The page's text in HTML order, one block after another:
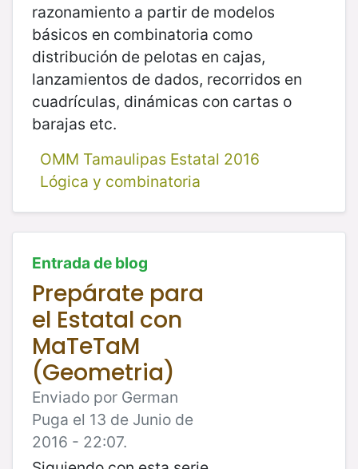
razonamiento a partir de modelos
básicos en combinatoria como
distribución de pelotas en cajas,
lanzamientos de dados, recorridos en
cuadrículas, dinámicas con cartas o
barajas etc.
OMM Tamaulipas Estatal 2016
Lógica y combinatoria
Entrada de blog
Prepárate para
el Estatal con
MaTeTaM
(Geometria)
Enviado por German
Puga el 13 de Junio de
2016 - 22:07.